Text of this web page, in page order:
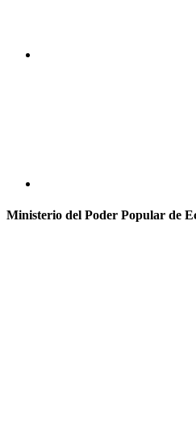
Ministerio del Poder Popular de